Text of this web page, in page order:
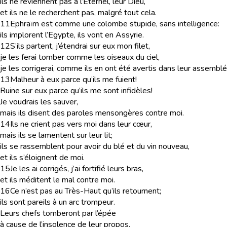
et ils ne le recherchent pas, malgré tout cela.
11Ephraïm est comme une colombe stupide, sans intelligence:
ils implorent l’Egypte, ils vont en Assyrie.
12S’ils partent, j’étendrai sur eux mon filet,
je les ferai tomber comme les oiseaux du ciel,
je les corrigerai, comme ils en ont été avertis dans leur
13Malheur à eux parce qu’ils me fuient!
Ruine sur eux parce qu’ils me sont infidèles!
Je voudrais les sauver,
mais ils disent des paroles mensongères contre moi.
14Ils ne crient pas vers moi dans leur cœur,
mais ils se lamentent sur leur lit;
ils se rassemblent pour avoir du blé et du vin nouveau,
et ils s’éloignent de moi.
15Je les ai corrigés, j’ai fortifié leurs bras,
et ils méditent le mal contre moi.
16Ce n’est pas au Très-Haut qu’ils retournent;
ils sont pareils à un arc trompeur.
Leurs chefs tomberont par l’épée
à cause de l’insolence de leur propos.